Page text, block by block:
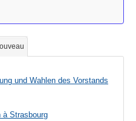
und Wahlen des Vorstands
à Strasbourg